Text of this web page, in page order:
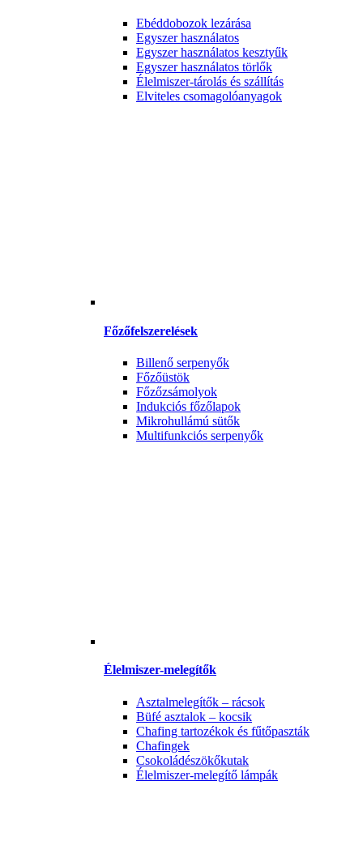
Ebéddobozok lezárása
Egyszer használatos
Egyszer használatos kesztyűk
Egyszer használatos törlők
Élelmiszer-tárolás és szállítás
Elviteles csomagolóanyagok
Főzőfelszerelések
Billenő serpenyők
Főzőüstök
Főzőzsámolyok
Indukciós főzőlapok
Mikrohullámú sütők
Multifunkciós serpenyők
Élelmiszer-melegítők
Asztalmelegítők – rácsok
Büfé asztalok – kocsik
Chafing tartozékok és fűtőpaszták
Chafingek
Csokoládészökőkutak
Élelmiszer-melegítő lámpák